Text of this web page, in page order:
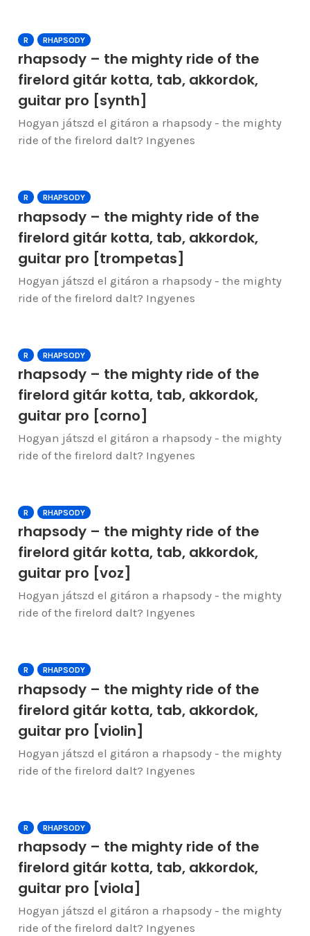
R RHAPSODY
rhapsody – the mighty ride of the
firelord gitár kotta, tab, akkordok,
guitar pro [synth]
Hogyan játszd el gitáron a rhapsody - the mighty
ride of the firelord dalt? Ingyenes
R RHAPSODY
rhapsody – the mighty ride of the
firelord gitár kotta, tab, akkordok,
guitar pro [trompetas]
Hogyan játszd el gitáron a rhapsody - the mighty
ride of the firelord dalt? Ingyenes
R RHAPSODY
rhapsody – the mighty ride of the
firelord gitár kotta, tab, akkordok,
guitar pro [corno]
Hogyan játszd el gitáron a rhapsody - the mighty
ride of the firelord dalt? Ingyenes
R RHAPSODY
rhapsody – the mighty ride of the
firelord gitár kotta, tab, akkordok,
guitar pro [voz]
Hogyan játszd el gitáron a rhapsody - the mighty
ride of the firelord dalt? Ingyenes
R RHAPSODY
rhapsody – the mighty ride of the
firelord gitár kotta, tab, akkordok,
guitar pro [violin]
Hogyan játszd el gitáron a rhapsody - the mighty
ride of the firelord dalt? Ingyenes
R RHAPSODY
rhapsody – the mighty ride of the
firelord gitár kotta, tab, akkordok,
guitar pro [viola]
Hogyan játszd el gitáron a rhapsody - the mighty
ride of the firelord dalt? Ingyenes